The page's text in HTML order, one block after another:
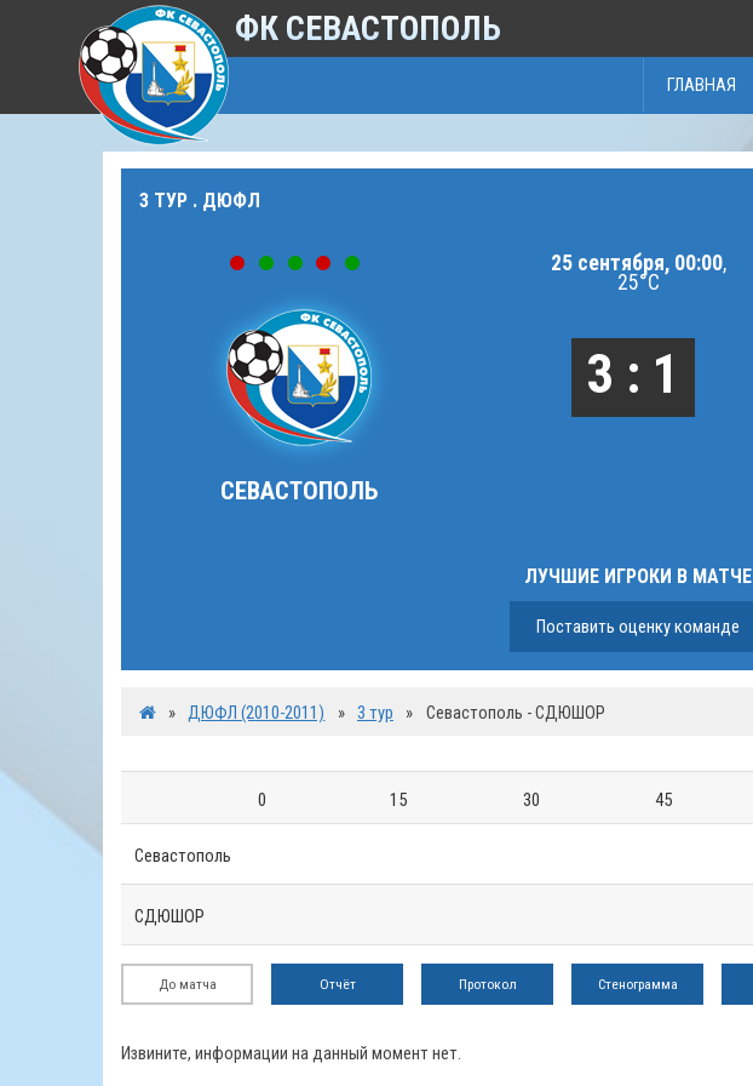
ФК СЕВАСТОПОЛЬ
ГЛАВНАЯ
3 ТУР . ДЮФЛ
СЕВАСТОПОЛЬ
25 сентября, 00:00,
25°C
3 : 1
ЛУЧШИЕ ИГРОКИ В МАТЧЕ
Поставить оценку команде
» ДЮФЛ (2010-2011) » 3 тур » Севастополь - СДЮШОР
0 15 30 45
Севастополь
СДЮШОР
До матча Отчёт Протокол Стенограмма
Извините, информации на данный момент нет.